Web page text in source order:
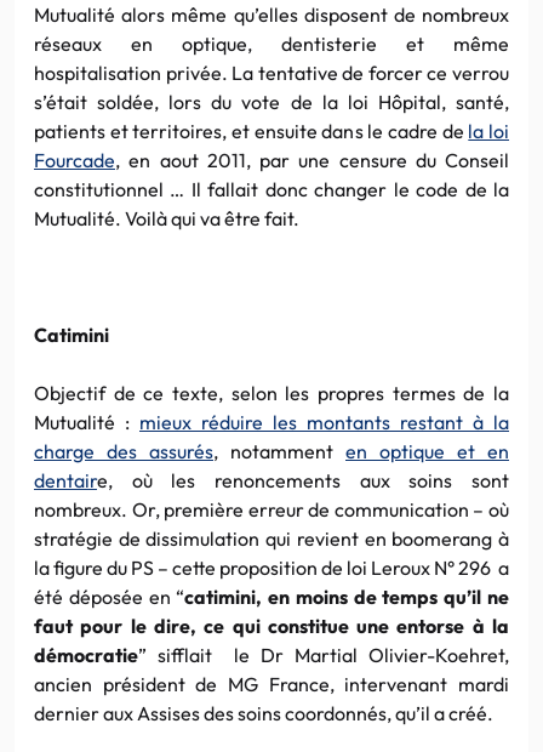
Mutualité alors même qu’elles disposent de nombreux
réseaux en optique, dentisterie et même
hospitalisation privée. La tentative de forcer ce verrou
s’était soldée, lors du vote de la loi Hôpital, santé,
patients et territoires, et ensuite dans le cadre de la loi
Fourcade, en aout 2011, par une censure du Conseil
constitutionnel … Il fallait donc changer le code de la
Mutualité. Voilà qui va être fait.
Catimini
Objectif de ce texte, selon les propres termes de la
Mutualité : mieux réduire les montants restant à la
charge des assurés, notamment en optique et en
dentaire, où les renoncements aux soins sont
nombreux. Or, première erreur de communication – où
stratégie de dissimulation qui revient en boomerang à
la figure du PS – cette proposition de loi Leroux N° 296 a
été déposée en “catimini, en moins de temps qu’il ne
faut pour le dire, ce qui constitue une entorse à la
démocratie” sifflait le Dr Martial Olivier-Koehret,
ancien président de MG France, intervenant mardi
dernier aux Assises des soins coordonnés, qu’il a créé.